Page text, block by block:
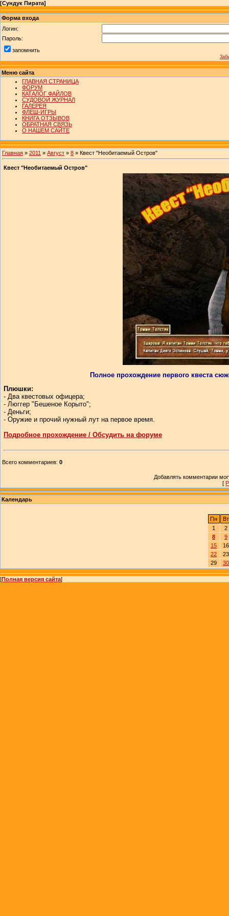
[Сундук Пирата]
Форма входа
Логин:
Пароль:
запомнить
Меню сайта
ГЛАВНАЯ СТРАНИЦА
ФОРУМ
КАТАЛОГ ФАЙЛОВ
СУДОВОЙ ЖУРНАЛ
ГАЛЕРЕЯ
ФЛЕШ-ИГРЫ
КНИГА ОТЗЫВОВ
ОБРАТНАЯ СВЯЗЬ
О НАШЕМ САЙТЕ
Главная » 2011 » Август » 8 » Квест "Необитаемый Остров"
Квест "Необитаемый Остров"
Полное прохождение первого квеста
Плюшки:
- Два квестовых офицера;
- Люггер "Бешеное Корыто";
- Деньги;
- Оружие и прочий нужный лут на первое время.
Подробное прохождение / Обсудить на форуме
Всего комментариев: 0
Добавлять комментарии
[
Календарь
Пн
Вт
1
2
8
9
15
16
22
23
29
30
[Полная версия сайта]